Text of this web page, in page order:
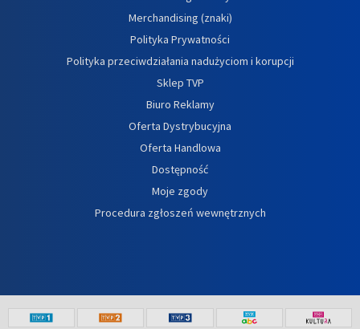
Merchandising (znaki)
Polityka Prywatności
Polityka przeciwdziałania nadużyciom i korupcji
Sklep TVP
Biuro Reklamy
Oferta Dystrybucyjna
Oferta Handlowa
Dostępność
Moje zgody
Procedura zgłoszeń wewnętrznych